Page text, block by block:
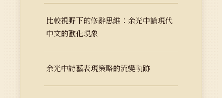
比較視野下的修辭思維：余光中論現代
中文的歐化現象
余光中詩藝表現策略的流變軌跡